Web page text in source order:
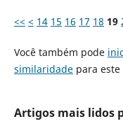
<< < 14 15 16 17 18 19
Você também pode
similaridadepara este
Artigos mais lidos